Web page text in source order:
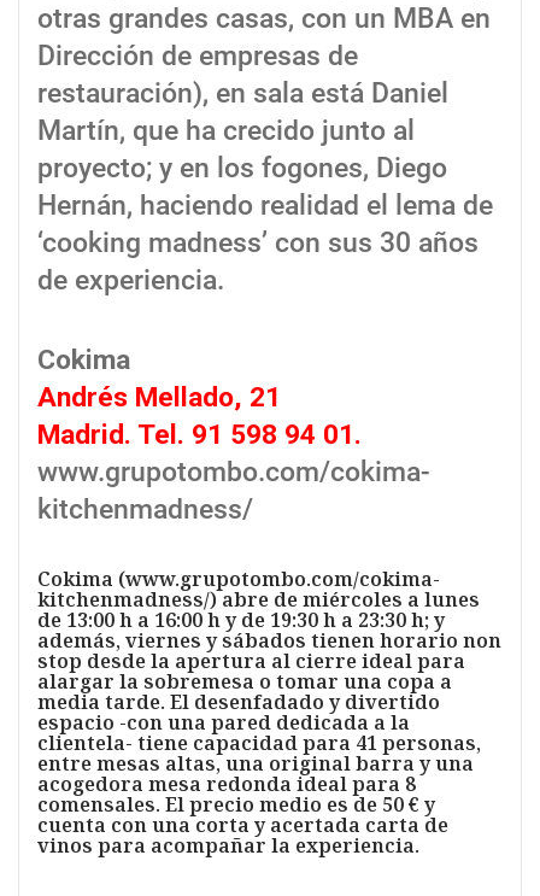
otras grandes casas, con un MBA en
Dirección de empresas de
restauración), en sala está Daniel
Martín, que ha crecido junto al
proyecto; y en los fogones, Diego
Hernán, haciendo realidad el lema de
‘cooking madness’ con sus 30 años
de experiencia.
Cokima
Andrés Mellado, 21
Madrid. Tel. 91 598 94 01.
www.grupotombo.com/cokima-
kitchenmadness/
Cokima (www.grupotombo.com/cokima-
kitchenmadness/) abre de miércoles a lunes
de 13:00 h a 16:00 h y de 19:30 h a 23:30 h; y
además, viernes y sábados tienen horario non
stop desde la apertura al cierre ideal para
alargar la sobremesa o tomar una copa a
media tarde. El desenfadado y divertido
espacio -con una pared dedicada a la
clientela- tiene capacidad para 41 personas,
entre mesas altas, una original barra y una
acogedora mesa redonda ideal para 8
comensales. El precio medio es de 50 € y
cuenta con una corta y acertada carta de
vinos para acompañar la experiencia.